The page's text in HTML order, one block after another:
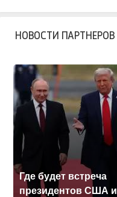
НОВОСТИ ПАРТНЕРОВ
Где будет встреча
президентов США и